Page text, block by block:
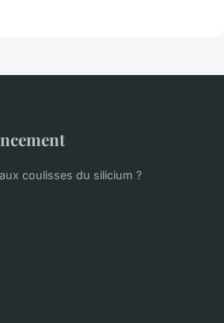
coulisses du silicium ?